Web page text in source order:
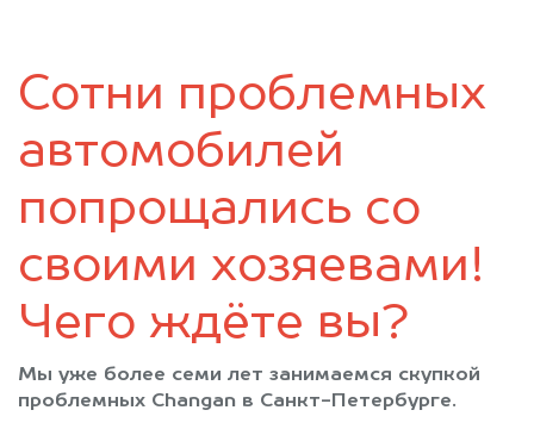
Лисий Нос
Лодейное Поле
Луга
Мурино
Никольское
Новая Ладога
Отрадное
Павловск
Парголово
Петергоф
Пикалёво
Пушкин
Санкт-Петербург
Сестрорецк
Сиверский
Сотни проблемных
автомобилей
попрощались со
своими хозяевами!
Чего ждёте вы?
Мы уже более семи лет занимаемся скупкой
проблемных Changan в Санкт-Петербурге.